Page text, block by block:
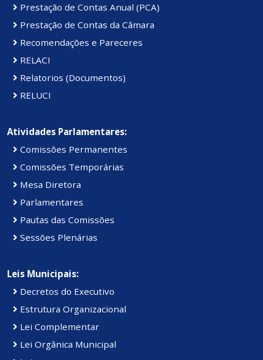
Prestação de Contas Anual (PCA)
Prestação de Contas da Câmara
Recomendações e Pareceres
RELACI
Relatorios (Documentos)
RELUCI
Atividades Parlamentares:
Comissões Permanentes
Comissões Temporárias
Mesa Diretora
Parlamentares
Pautas das Comissões
Sessões Plenárias
Leis Municipais:
Decretos do Executivo
Estrutura Organizacional
Lei Complementar
Lei Orgânica Municipal